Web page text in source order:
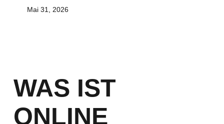
Mai 31, 2026
WAS IST
ONLINE